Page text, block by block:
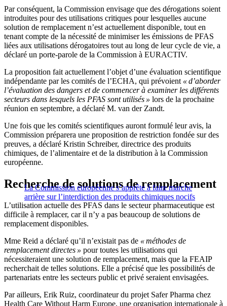
Par conséquent, la Commission envisage que des dérogations soient
introduites pour des utilisations critiques pour lesquelles aucune
solution de remplacement n’est actuellement disponible, tout en
tenant compte de la nécessité de minimiser les émissions de PFAS
liées aux utilisations dérogatoires tout au long de leur cycle de vie, a
déclaré un porte-parole de la Commission à EURACTIV.
La proposition fait actuellement l’objet d’une évaluation scientifique
indépendante par les comités de l’ECHA, qui prévoient « d’aborder
l’évaluation des dangers et de commencer à examiner les différents
secteurs dans lesquels les PFAS sont utilisés » lors de la prochaine
réunion en septembre, a déclaré M. van der Zandt.
Une fois que les comités scientifiques auront formulé leur avis, la
Commission préparera une proposition de restriction fondée sur des
preuves, a déclaré Kristin Schreiber, directrice des produits
chimiques, de l’alimentaire et de la distribution à la Commission
européenne.
La Commission européenne s’apprête à faire marche
arrière sur l’interdiction des produits chimiques nocifs
Recherche de solutions de remplacement
L’utilisation actuelle des PFAS dans le secteur pharmaceutique est
difficile à remplacer, car il n’y a pas beaucoup de solutions de
remplacement disponibles.
Mme Reid a déclaré qu’il n’existait pas de « méthodes de
remplacement directes » pour toutes les utilisations qui
nécessiteraient une solution de remplacement, mais que la FEAIP
recherchait de telles solutions. Elle a précisé que les possibilités de
partenariats entre les secteurs public et privé seraient envisagées.
Par ailleurs, Erik Ruiz, coordinateur du projet Safer Pharma chez
Health Care Without Harm Europe, une organisation internationale à